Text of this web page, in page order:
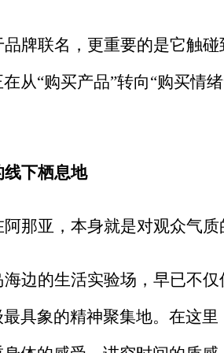
牌联名，更重要的是它触
“购买产品”转向“购买情
下栖息地
那亚，本身就是对观众气质
边的生活实验场，早已不
具象的精神聚集地。在这